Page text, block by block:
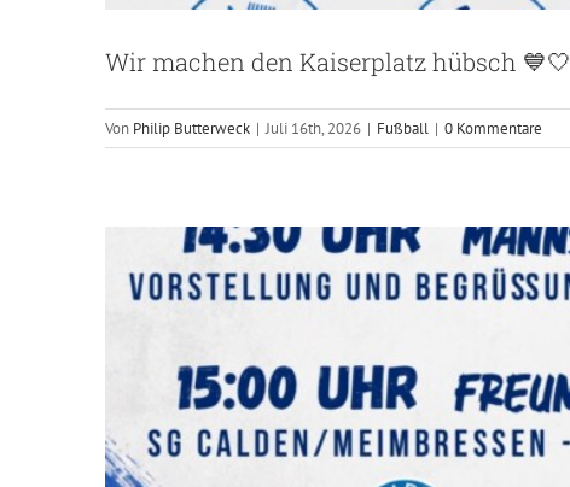
Wir machen den Kaiserplatz hübsch 💙🤍
Von Philip Butterweck | Juli 16th, 2026 | Fußball | 0 Kommentare